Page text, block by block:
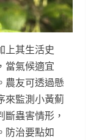
上其生活史
當氣候適宜
農友可透過懸
來監測小黃薊
蟲害情形，
防治要點如